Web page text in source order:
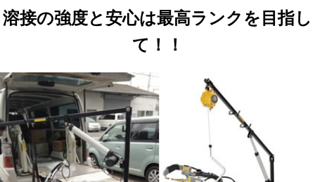
溶接の強度と安心は最高ランクを目指し
て！！